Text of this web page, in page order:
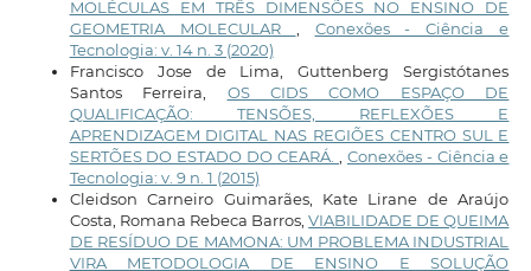
MOLÉCULAS EM TRÊS DIMENSÕES NO ENSINO DE
GEOMETRIA MOLECULAR , Conexões - Ciência e
Tecnologia: v. 14 n. 3 (2020)
Francisco Jose de Lima, Guttenberg Sergistótanes
Santos Ferreira, OS CIDS COMO ESPAÇO DE
QUALIFICAÇÃO: TENSÕES, REFLEXÕES E
APRENDIZAGEM DIGITAL NAS REGIÕES CENTRO SUL E
SERTÕES DO ESTADO DO CEARÁ. , Conexões - Ciência e
Tecnologia: v. 9 n. 1 (2015)
Cleidson Carneiro Guimarães, Kate Lirane de Araújo
Costa, Romana Rebeca Barros,VIABILIDADE DE QUEIMA
DE RESÍDUO DE MAMONA: UM PROBLEMA INDUSTRIAL
VIRA METODOLOGIA DE ENSINO E SOLUÇÃO